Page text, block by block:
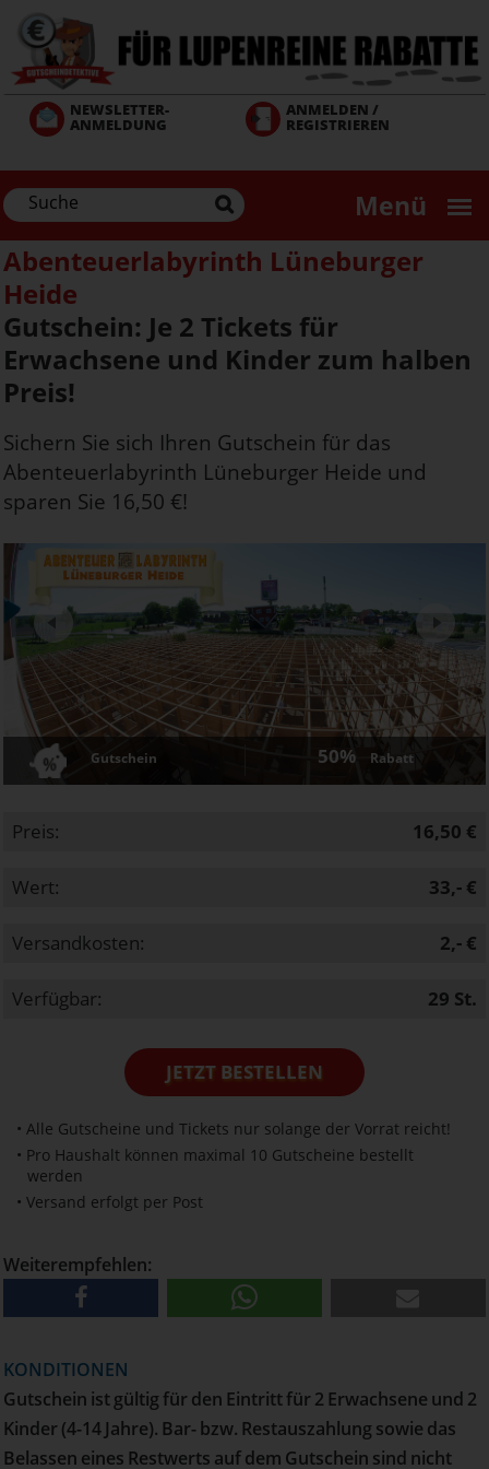
zum
Inhalt
NEWSLETTER-
ANMELDUNG
ANMELDEN /
REGISTRIEREN
Menü
Abenteuerlabyrinth Lüneburger
Heide
Gutschein: Je 2 Tickets für
Erwachsene und Kinder zum halben
Preis!
Sichern Sie sich Ihren Gutschein für das
Abenteuerlabyrinth Lüneburger Heide und
sparen Sie 16,50 €!
Gutschein 50% Rabatt
Next
Preis: 16,50 €
Wert: 33,- €
Versandkosten: 2,- €
Verfügbar: 29 St.
JETZT BESTELLEN
• Alle Gutscheine und Tickets nur solange der Vorrat reicht!
• Pro Haushalt können maximal 10 Gutscheine bestellt
werden
• Versand erfolgt per Post
Weiterempfehlen:
KONDITIONEN
Gutschein ist gültig für den Eintritt für 2 Erwachsene und 2
Kinder (4-14 Jahre). Bar- bzw. Restauszahlung sowie das
Belassen eines Restwerts auf dem Gutschein sind nicht